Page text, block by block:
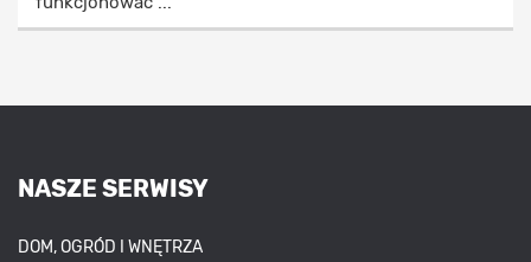
NASZE SERWISY
DOM, OGRÓD I WNĘTRZA